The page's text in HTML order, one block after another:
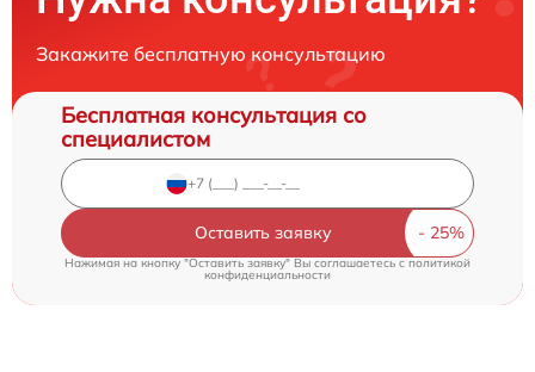
Закажите бесплатную консультацию
Бесплатная консультация со
специалистом
Оставить заявку
Нажимая на кнопку "Оставить заявку" Вы соглашаетесь cполитикой
конфиденциальности